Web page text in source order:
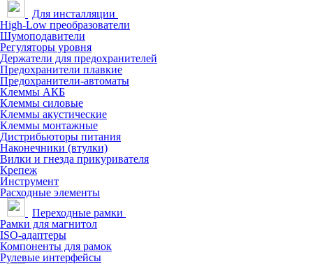
Для инсталляции
High-Low преобразователи
Шумоподавители
Регуляторы уровня
Держатели для предохранителей
Предохранители плавкие
Предохранители-автоматы
Клеммы АКБ
Клеммы силовые
Клеммы акустические
Клеммы монтажные
Дистрибьюторы питания
Наконечники (втулки)
Вилки и гнезда прикуривателя
Крепеж
Инструмент
Расходные элементы
Переходные рамки
Рамки для магнитол
ISO-адаптеры
Компоненты для рамок
Рулевые интерфейсы